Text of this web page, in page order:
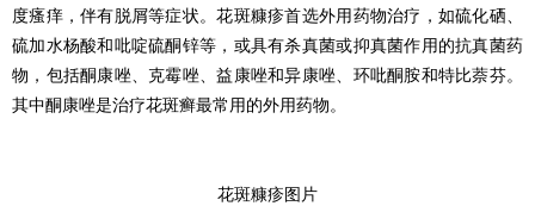
度瘙痒，伴有脱屑等症状。花斑糠疹首选外用药物治疗，如硫化硒、
硫加水杨酸和吡啶硫酮锌等，或具有杀真菌或抑真菌作用的抗真菌药
物，包括酮康唑、克霉唑、益康唑和异康唑、环吡酮胺和特比萘芬。
其中酮康唑是治疗花斑癣最常用的外用药物。
花斑糠疹图片